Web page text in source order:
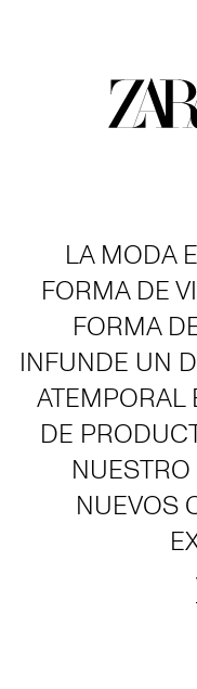
LA MODA
FORMA DE
FORMA
INFUNDE UN
DE
NUEVOS